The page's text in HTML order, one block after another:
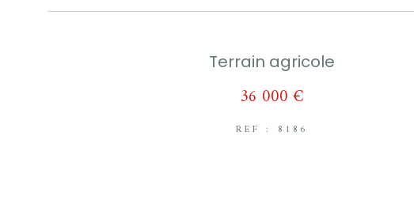
Terrain agricole
36 000 €
REF : 8186